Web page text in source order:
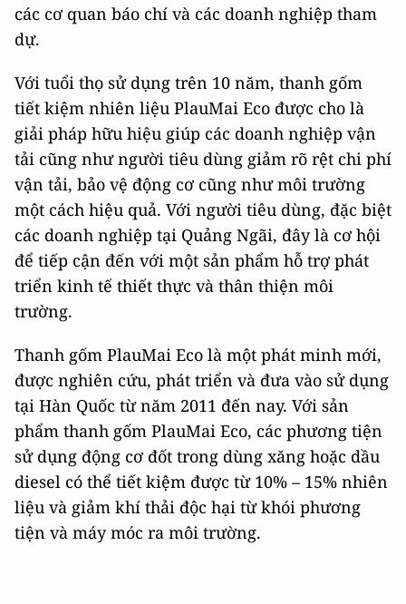
các cơ quan báo chí và các doanh nghiệp tham
dự.
Với tuổi thọ sử dụng trên 10 năm, thanh gốm
tiết kiệm nhiên liệu PlauMai Eco được cho là
giải pháp hữu hiệu giúp các doanh nghiệp vận
tải cũng như người tiêu dùng giảm rõ rệt chi phí
vận tải, bảo vệ động cơ cũng như môi trường
một cách hiệu quả. Với người tiêu dùng, đặc biệt
các doanh nghiệp tại Quảng Ngãi, đây là cơ hội
để tiếp cận đến với một sản phẩm hỗ trợ phát
triển kinh tế thiết thực và thân thiện môi
trường.
Thanh gốm PlauMai Eco là một phát minh mới,
được nghiên cứu, phát triển và đưa vào sử dụng
tại Hàn Quốc từ năm 2011 đến nay. Với sản
phẩm thanh gốm PlauMai Eco, các phương tiện
sử dụng động cơ đốt trong dùng xăng hoặc dầu
diesel có thể tiết kiệm được từ 10% – 15% nhiên
liệu và giảm khí thải độc hại từ khói phương
tiện và máy móc ra môi trường.